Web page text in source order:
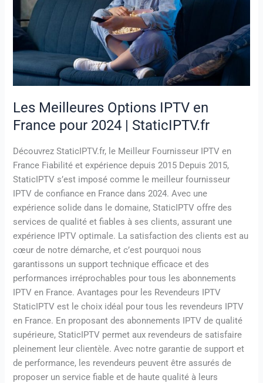
Les Meilleures Options IPTV en
France pour 2024 | StaticIPTV.fr
Découvrez StaticIPTV.fr, le Meilleur Fournisseur IPTV en
France Fiabilité et expérience depuis 2015 Depuis 2015,
StaticIPTV s’est imposé comme le meilleur fournisseur
IPTV de confiance en France dans 2024. Avec une
expérience solide dans le domaine, StaticIPTV offre des
services de qualité et fiables à ses clients, assurant une
expérience IPTV optimale. La satisfaction des clients est au
cœur de notre démarche, et c’est pourquoi nous
garantissons un support technique efficace et des
performances irréprochables pour tous les abonnements
IPTV en France. Avantages pour les Revendeurs IPTV
StaticIPTV est le choix idéal pour tous les revendeurs IPTV
en France. En proposant des abonnements IPTV de qualité
supérieure, StaticIPTV permet aux revendeurs de satisfaire
pleinement leur clientèle. Avec notre garantie de support et
de performance, les revendeurs peuvent être assurés de
proposer un service fiable et de haute qualité à leurs
France
pour
2024